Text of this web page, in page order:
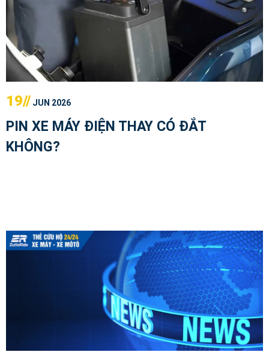
19// JUN 2026
PIN XE MÁY ĐIỆN THAY CÓ ĐẮT
KHÔNG?